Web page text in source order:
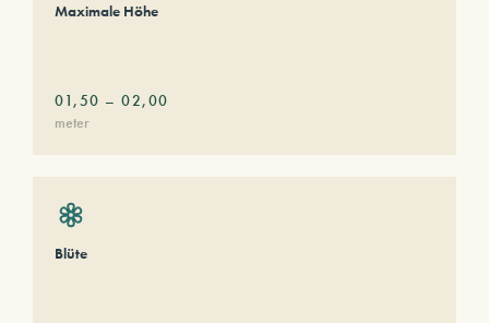
Maximale Höhe
01,50 – 02,00
meter
Blüte